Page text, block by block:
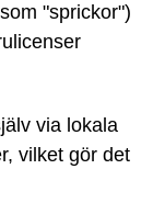
"sprickor")
via lokala
vilket gör det